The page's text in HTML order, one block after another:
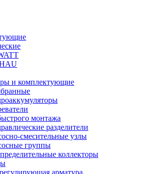
и комплектующие
монтажа
разделители
смесительные узлы
группы
коллекторы
арматура